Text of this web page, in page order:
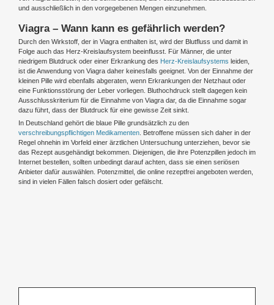
und ausschließlich in den vorgegebenen Mengen einzunehmen.
Viagra – Wann kann es gefährlich werden?
Durch den Wirkstoff, der in Viagra enthalten ist, wird der Blutfluss und damit in
Folge auch das Herz-Kreislaufsystem beeinflusst. Für Männer, die unter
niedrigem Blutdruck oder einer Erkrankung des Herz-Kreislaufsystems leiden,
ist die Anwendung von Viagra daher keinesfalls geeignet. Von der Einnahme der
kleinen Pille wird ebenfalls abgeraten, wenn Erkrankungen der Netzhaut oder
eine Funktionsstörung der Leber vorliegen. Bluthochdruck stellt dagegen kein
Ausschlusskriterium für die Einnahme von Viagra dar, da die Einnahme sogar
dazu führt, dass der Blutdruck für eine gewisse Zeit sinkt.
In Deutschland gehört die blaue Pille grundsätzlich zu den
verschreibungspflichtigen Medikamenten. Betroffene müssen sich daher in der
Regel ohnehin im Vorfeld einer ärztlichen Untersuchung unterziehen, bevor sie
das Rezept ausgehändigt bekommen. Diejenigen, die ihre Potenzpillen jedoch im
Internet bestellen, sollten unbedingt darauf achten, dass sie einen seriösen
Anbieter dafür auswählen. Potenzmittel, die online rezeptfrei angeboten werden,
sind in vielen Fällen falsch dosiert oder gefälscht.